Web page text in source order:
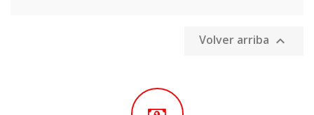
Volver arriba 